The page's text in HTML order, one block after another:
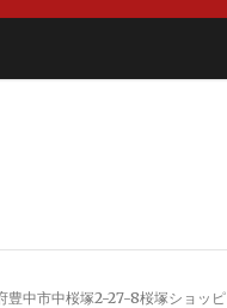
豊中市中桜塚2-27-8桜塚ショッピ